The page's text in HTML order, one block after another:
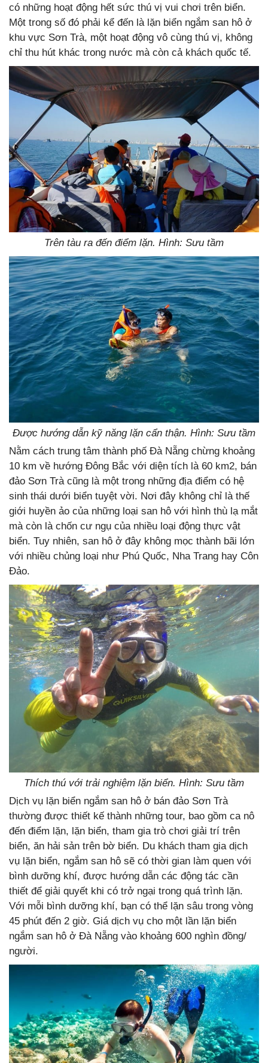
có những hoạt động hết sức thú vị vui chơi trên biển.
Một trong số đó phải kể đến là lặn biển ngắm san hô ở
khu vực Sơn Trà, một hoạt động vô cùng thú vị, không
chỉ thu hút khác trong nước mà còn cả khách quốc tế.
Trên tàu ra đến điểm lặn. Hình: Sưu tầm
Được hướng dẫn kỹ năng lặn cẩn thận. Hình: Sưu tầm
Nằm cách trung tâm thành phố Đà Nẵng chừng khoảng
10 km về hướng Đông Bắc với diện tích là 60 km2, bán
đảo Sơn Trà cũng là một trong những địa điểm có hệ
sinh thái dưới biển tuyệt vời. Nơi đây không chỉ là thế
giới huyền ảo của những loại san hô với hình thù lạ mắt
mà còn là chốn cư ngụ của nhiều loại động thực vật
biển. Tuy nhiên, san hô ở đây không mọc thành bãi lớn
với nhiều chủng loại như Phú Quốc, Nha Trang hay Côn
Đảo.
Thích thú với trải nghiệm lặn biển. Hình: Sưu tầm
Dịch vụ lặn biển ngắm san hô ở bán đảo Sơn Trà
thường được thiết kế thành những tour, bao gồm ca nô
đến điểm lặn, lặn biển, tham gia trò chơi giải trí trên
biển, ăn hải sản trên bờ biển. Du khách tham gia dịch
vụ lặn biển, ngắm san hô sẽ có thời gian làm quen với
bình dưỡng khí, được hướng dẫn các động tác cần
thiết để giải quyết khi có trở ngại trong quá trình lặn.
Với mỗi bình dưỡng khí, bạn có thể lặn sâu trong vòng
45 phút đến 2 giờ. Giá dịch vụ cho một lần lặn biển
ngắm san hô ở Đà Nẵng vào khoảng 600 nghìn đồng/
người.